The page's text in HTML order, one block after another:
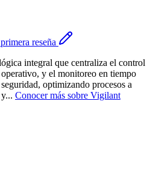
reseña
integral que centraliza el control
y el monitoreo en tiempo
optimizando procesos a
... Conocer más sobre Vigilant